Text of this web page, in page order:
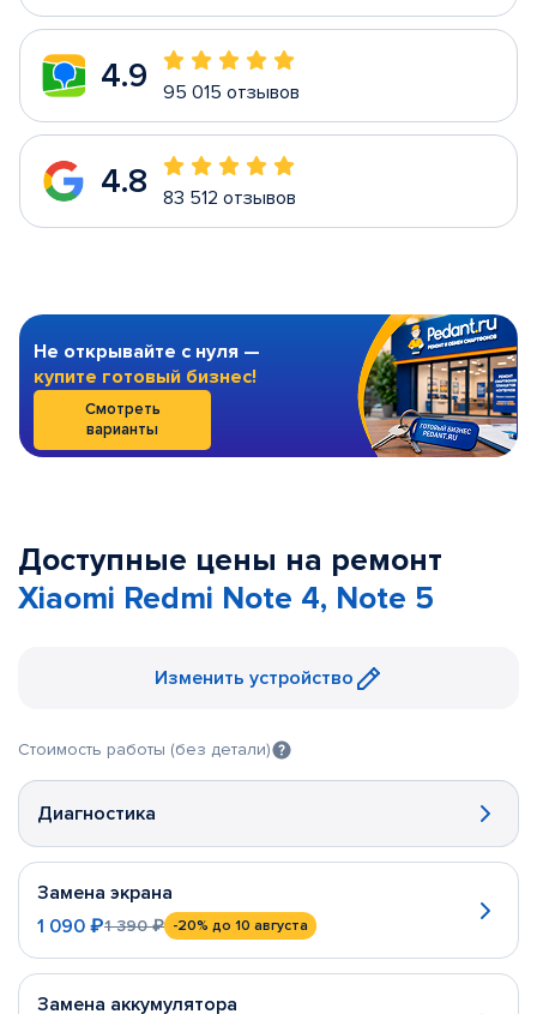
4.9 95 015 отзывов
4.8 83 512 отзывов
Не открывайте с нуля —
купите готовый бизнес!
Смотреть
варианты
Доступные цены на ремонт
Xiaomi Redmi Note 4, Note 5
Изменить устройство
Стоимость работы (без детали)
Диагностика
Замена экрана
1 090 ₽1 390 ₽ -20% до 10 августа
Замена аккумулятора